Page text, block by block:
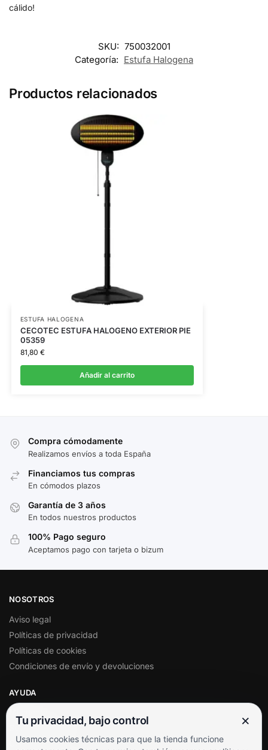
cálido!
SKU: 750032001
Categoría: Estufa Halogena
Productos relacionados
ESTUFA HALOGENA
CECOTEC ESTUFA HALOGENO EXTERIOR PIE
05359
81,80 €
Añadir al carrito
Compra cómodamente
Realizamos envíos a toda España
Financiamos tus compras
En cómodos plazos
Garantía de 3 años
En todos nuestros productos
100% Pago seguro
Aceptamos pago con tarjeta o bizum
NOSOTROS
Aviso legal
Políticas de privacidad
Políticas de cookies
Condiciones de envío y devoluciones
AYUDA
Soporte al cliente
Contacto
Tu privacidad, bajo control ×
Usamos cookies técnicas para que la tienda funcione